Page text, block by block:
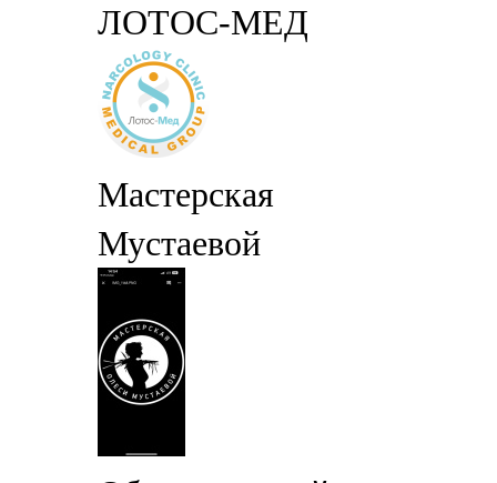
ЛОТОС-МЕД
Мастерская
Мустаевой